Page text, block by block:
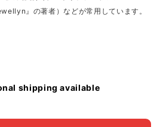
』の著者）などが常用しています。
shipping available